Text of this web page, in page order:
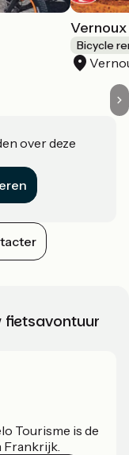
Bicycle
over deze
fietsavontuur
Tourisme is de
Frankrijk.